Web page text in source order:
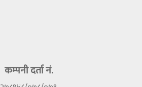
कम्पनी दर्ता नं.